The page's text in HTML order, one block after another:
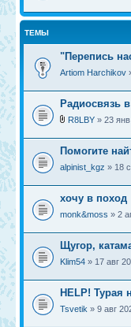
ТЕМЫ
"Перепись
Artiom Harchikov
Радиосвязь
R8LBY » 23
Помогите
alpinist_kgz » 18
хочу в поход
monk&moss » 2
Щугор,
Klim54 » 17 авг
HELP! Турая
Tsvetik » 9 авг